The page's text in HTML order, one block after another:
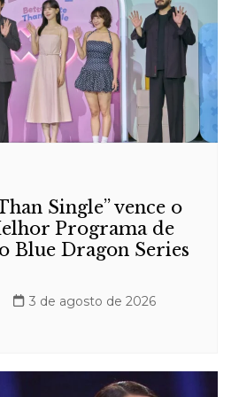
Single” vence o
Programa de
Blue Dragon Series
3 de agosto de 2026